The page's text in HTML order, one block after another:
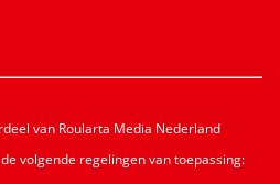
van Roularta Media Nederland
volgende regelingen van toepassing: